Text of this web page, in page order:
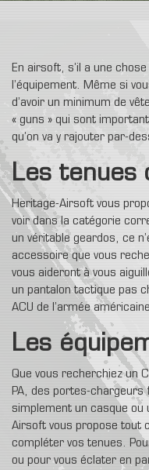
En airsoft, s’il a une
l’équipement. Même si
d’avoir un minimum de
« guns » qui sont
qu’on va y rajouter par-
Les tenues
Heritage-Airsoft vous
voir dans la catégorie
un véritable geardos, ce
accessoire que vous
vous aideront à vous
un pantalon tactique pas
ACU de l’armée
Les
Que vous recherchiez un
PA, des portes-chargeurs
simplement un casque ou
Airsoft vous propose tout
compléter vos tenues.
ou pour vous éclater en